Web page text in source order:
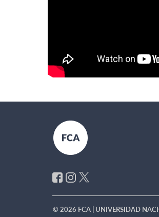
© 2026 FCA | UNIVERSIDAD